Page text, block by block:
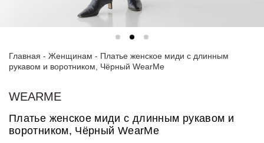
Пиджаки
и поло
Главная - Женщинам - Платье женское миди с длинным
рукавом и воротником, Чёрный WearMe
WEARME
Платье женское миди с длинным рукавом и
воротником, Чёрный WearMe